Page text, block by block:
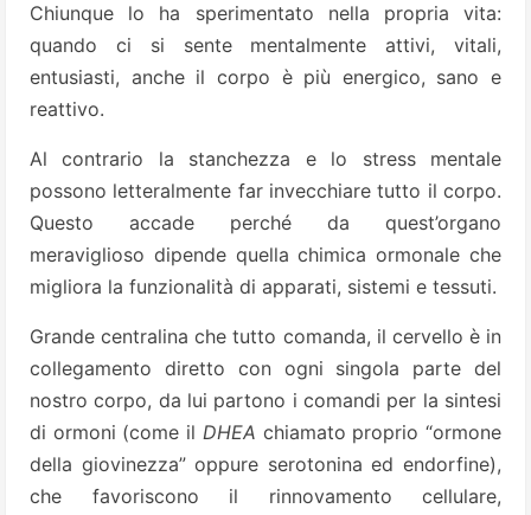
Chiunque lo ha sperimentato nella propria vita:
quando ci si sente mentalmente attivi, vitali,
entusiasti, anche il corpo è più energico, sano e
reattivo.
Al contrario la stanchezza e lo stress mentale
possono letteralmente far invecchiare tutto il corpo.
Questo accade perché da quest’organo
meraviglioso dipende quella chimica ormonale che
migliora la funzionalità di apparati, sistemi e tessuti.
Grande centralina che tutto comanda, il cervello è in
collegamento diretto con ogni singola parte del
nostro corpo, da lui partono i comandi per la sintesi
di ormoni (come il DHEA chiamato proprio “ormone
della giovinezza” oppure serotonina ed endorfine),
che favoriscono il rinnovamento cellulare,